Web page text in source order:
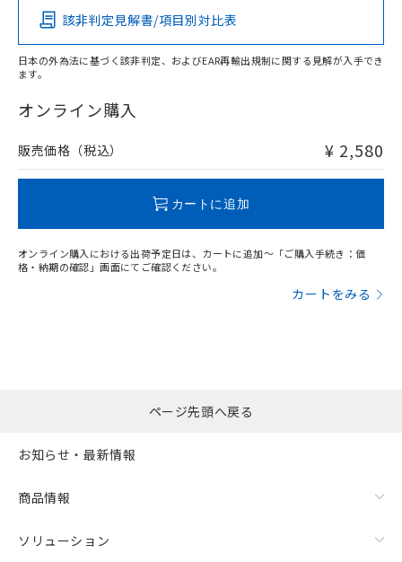
O
在庫等で未対応品が混在する可能性があります。
問い合わせください。
該非判定見解書/項目別対比表
日本の外為法に基づく該非判定、およびEAR再輸出規制に関する見解が入手でき
ます。
オンライン購入
販売価格（税込） ¥ 2,580
カートに追加
オンライン購入における出荷予定日は、カートに追加～「ご購入手続き：価
格・納期の確認」画面にてご確認ください。
カートをみる
ページ先頭へ戻る
お知らせ・最新情報
商品情報
ソリューション